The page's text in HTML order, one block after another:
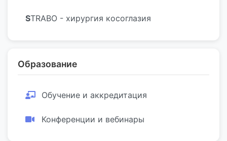
STRABO - хирургия косоглазия
Образование
Обучение и аккредитация
Конференции и вебинары